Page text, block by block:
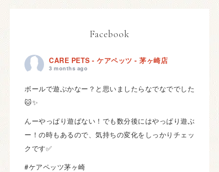
Facebook
CARE PETS - ケアペッツ - 茅ヶ崎店
3 months ago
ボールで遊ぶかなー？と思いましたらなでなででした
🐱✨
んーやっぱり遊ばない！でも数分後にはやっぱり遊ぶ
ー！の時もあるので、気持ちの変化をしっかりチェッ
クです✅
#ケアペッツ茅ヶ崎